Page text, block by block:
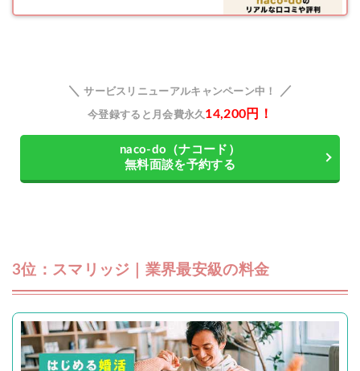
＼サービスリニューアルキャンペーン中！ ／
今登録すると月会費永久 14,200円！
naco-do（ナコード）
無料面談を予約する
3位：スマリッジ｜業界最安級の料金